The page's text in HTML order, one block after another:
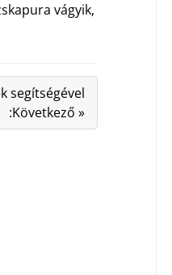
vágyik,
segítségével
:Következő »